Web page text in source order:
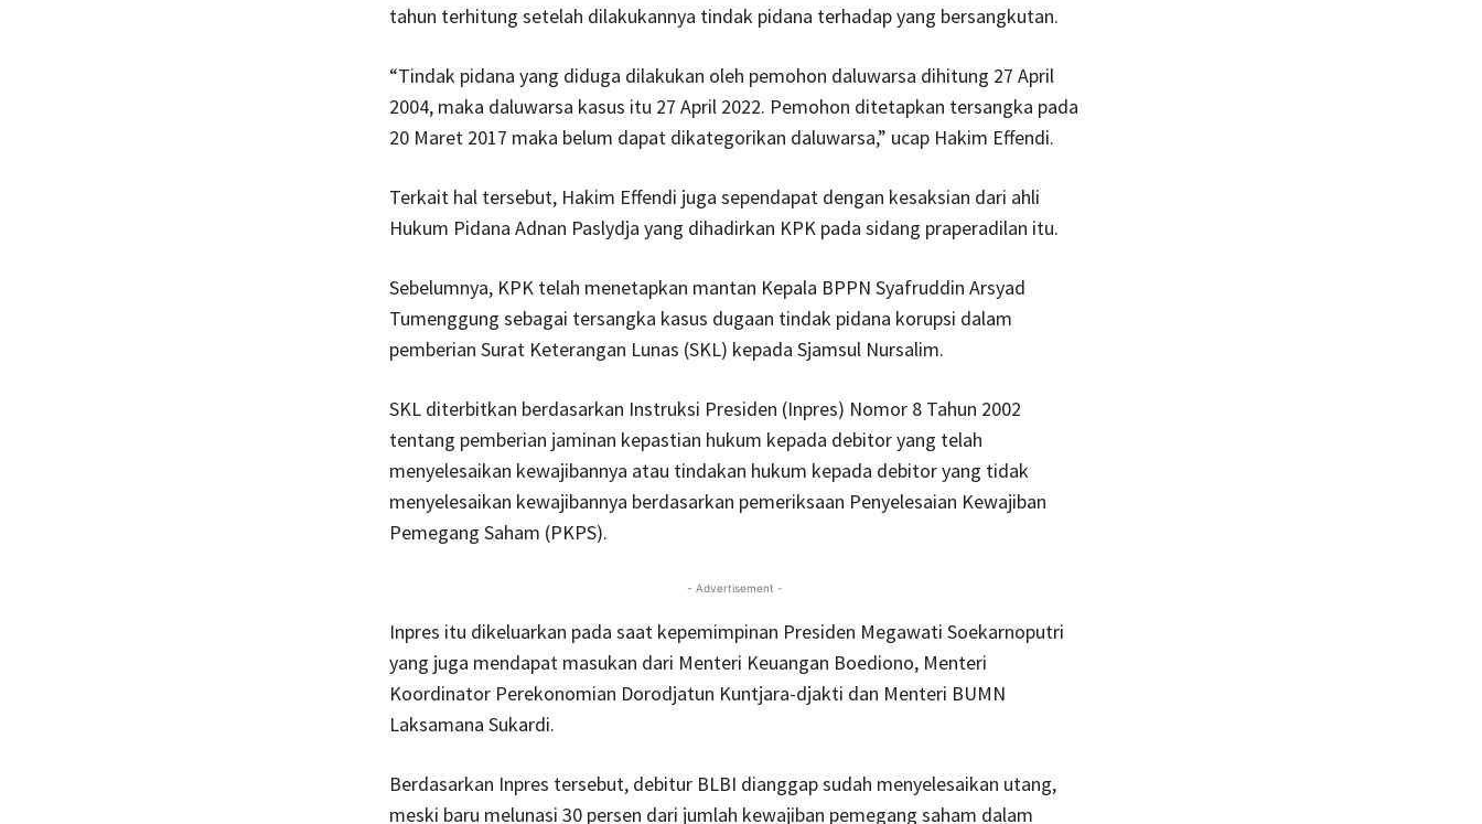
tahun terhitung setelah dilakukannya tindak pidana terhadap yang bersangkutan.
“Tindak pidana yang diduga dilakukan oleh pemohon daluwarsa dihitung 27 April
2004, maka daluwarsa kasus itu 27 April 2022. Pemohon ditetapkan tersangka pada
20 Maret 2017 maka belum dapat dikategorikan daluwarsa,” ucap Hakim Effendi.
Terkait hal tersebut, Hakim Effendi juga sependapat dengan kesaksian dari ahli
Hukum Pidana Adnan Paslydja yang dihadirkan KPK pada sidang praperadilan itu.
Sebelumnya, KPK telah menetapkan mantan Kepala BPPN Syafruddin Arsyad
Tumenggung sebagai tersangka kasus dugaan tindak pidana korupsi dalam
pemberian Surat Keterangan Lunas (SKL) kepada Sjamsul Nursalim.
SKL diterbitkan berdasarkan Instruksi Presiden (Inpres) Nomor 8 Tahun 2002
tentang pemberian jaminan kepastian hukum kepada debitor yang telah
menyelesaikan kewajibannya atau tindakan hukum kepada debitor yang tidak
menyelesaikan kewajibannya berdasarkan pemeriksaan Penyelesaian Kewajiban
Pemegang Saham (PKPS).
- Advertisement -
Inpres itu dikeluarkan pada saat kepemimpinan Presiden Megawati Soekarnoputri
yang juga mendapat masukan dari Menteri Keuangan Boediono, Menteri
Koordinator Perekonomian Dorodjatun Kuntjara-djakti dan Menteri BUMN
Laksamana Sukardi.
Berdasarkan Inpres tersebut, debitur BLBI dianggap sudah menyelesaikan utang,
meski baru melunasi 30 persen dari jumlah kewajiban pemegang saham dalam